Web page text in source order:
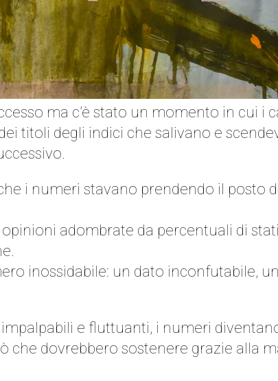
ma c’è stato un momento in cui i
titoli degli indici che salivano e
i numeri stavano prendendo il posto
adombrate da percentuali di
inossidabile: un dato inconfutabile,
e fluttuanti, i numeri
che dovrebbero sostenere grazie alla